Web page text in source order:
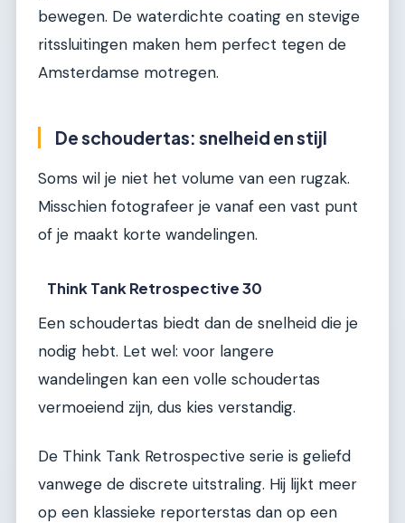
bewegen. De waterdichte coating en stevige
ritssluitingen maken hem perfect tegen de
Amsterdamse motregen.
De schoudertas: snelheid en stijl
Soms wil je niet het volume van een rugzak.
Misschien fotografeer je vanaf een vast punt
of je maakt korte wandelingen.
Think Tank Retrospective 30
Een schoudertas biedt dan de snelheid die je
nodig hebt. Let wel: voor langere
wandelingen kan een volle schoudertas
vermoeiend zijn, dus kies verstandig.
De Think Tank Retrospective serie is geliefd
vanwege de discrete uitstraling. Hij lijkt meer
op een klassieke reporterstas dan op een